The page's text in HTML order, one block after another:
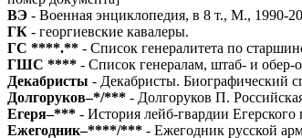
ВЭ - Военная энциклопедия, в 8 т., М., 1990-
ГК - георгиевские кавалеры.
ГС ****.** - Список генералитета по
ГШС **** - Список генералам, штаб- и
Декабристы - Декабристы. Биографический
Долгоруков–*/*** - Долгоруков П.
Егеря–*** - История лейб-гвардии
Ежегодник–****/*** - Ежегодник русской